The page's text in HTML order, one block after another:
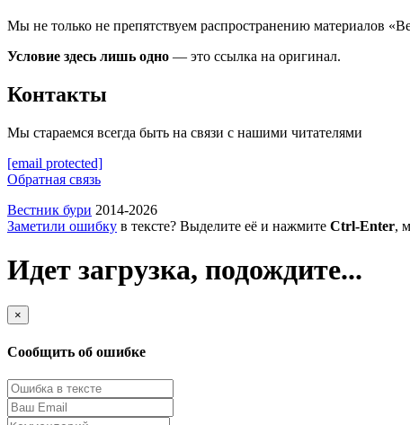
Мы не только не препятствуем распространению материалов
Условие здесь лишь одно — это ссылка на оригинал.
Контакты
Мы стараемся всегда быть на связи с нашими читателями
[email protected]
Обратная связь
Вестник бури 2014-2026
Заметили ошибку в тексте? Выделите её и нажмите Ctrl-Enter,
Идет загрузка, подождите...
×
Сообщить об ошибке